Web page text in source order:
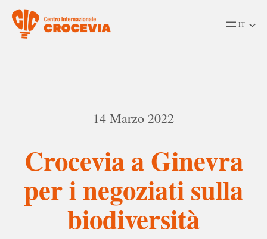
IT
14 Marzo 2022
Crocevia a Ginevra
per i negoziati sulla
biodiversità